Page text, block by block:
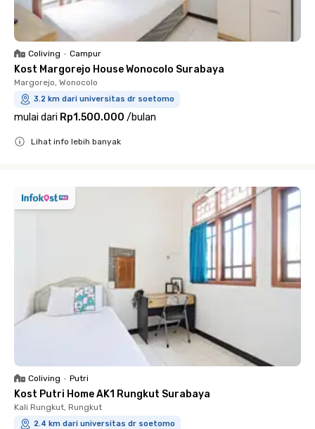
Coliving • Campur
Kost Margorejo House Wonocolo Surabaya
Margorejo, Wonocolo
3.2 km dari universitas dr soetomo
mulai dari Rp1.500.000 /bulan
Lihat info lebih banyak
Coliving • Putri
Kost Putri Home AK1 Rungkut Surabaya
Kali Rungkut, Rungkut
2.4 km dari universitas dr soetomo